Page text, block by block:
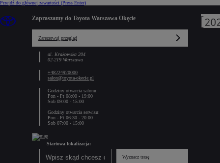
Przejdź do głównej zawartości (Press Enter)
Zapraszamy do Toyota Warszawa Okęcie
Zarezerwuj przegląd
al. Krakowska 204
02-219 Warszawa
+48224920000
salon@toyota-okecie.pl
Godziny otwarcia salonu:
Pon - Pt 08:00 - 19:00
Sob 09:00 - 15:00
Godziny otwarcia serwisu:
Pon - Pt 06:30 - 20:00
Sob 07:00 - 15:00
Startowa lokalizacja:
Wyznacz trasę